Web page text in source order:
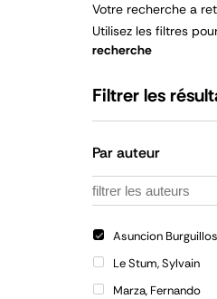
Votre recherche a
Utilisez les filtres
recherche
Filtrer les
Par auteur
Asuncion
Le Stum, Sylvain
Marza, Fernando